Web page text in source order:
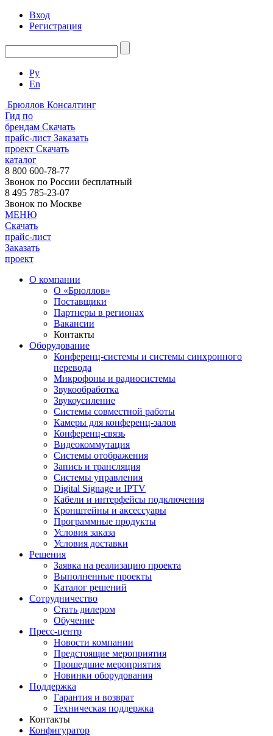
Вход
Регистрация
Ру
En
Брюллов Консалтинг
Гид по
брендам Скачать
прайс-лист Заказать
проект Скачать
каталог
8 800 600-78-77
Звонок по России бесплатный
8 495 785-23-07
Звонок по Москве
МЕНЮ
Скачать
прайс-лист
Заказать
проект
О компании
О «Брюллов»
Поставщики
Партнеры в регионах
Вакансии
Контакты
Оборудование
Конференц-системы и системы синхронного
перевода
Микрофоны и радиосистемы
Звукообработка
Звукоусиление
Системы совместной работы
Камеры для конференц-залов
Конференц-связь
Видеокоммутация
Системы отображения
Запись и трансляция
Системы управления
Digital Signage и IPTV
Кабели и интерфейсы подключения
Кронштейны и аксессуары
Программные продукты
Условия заказа
Условия доставки
Решения
Заявка на реализацию проекта
Выполненные проекты
Каталог решений
Сотрудничество
Стать дилером
Обучение
Пресс-центр
Новости компании
Предстоящие мероприятия
Прошедшие мероприятия
Новинки оборудования
Поддержка
Гарантия и возврат
Техническая поддержка
Контакты
Конфигуратор